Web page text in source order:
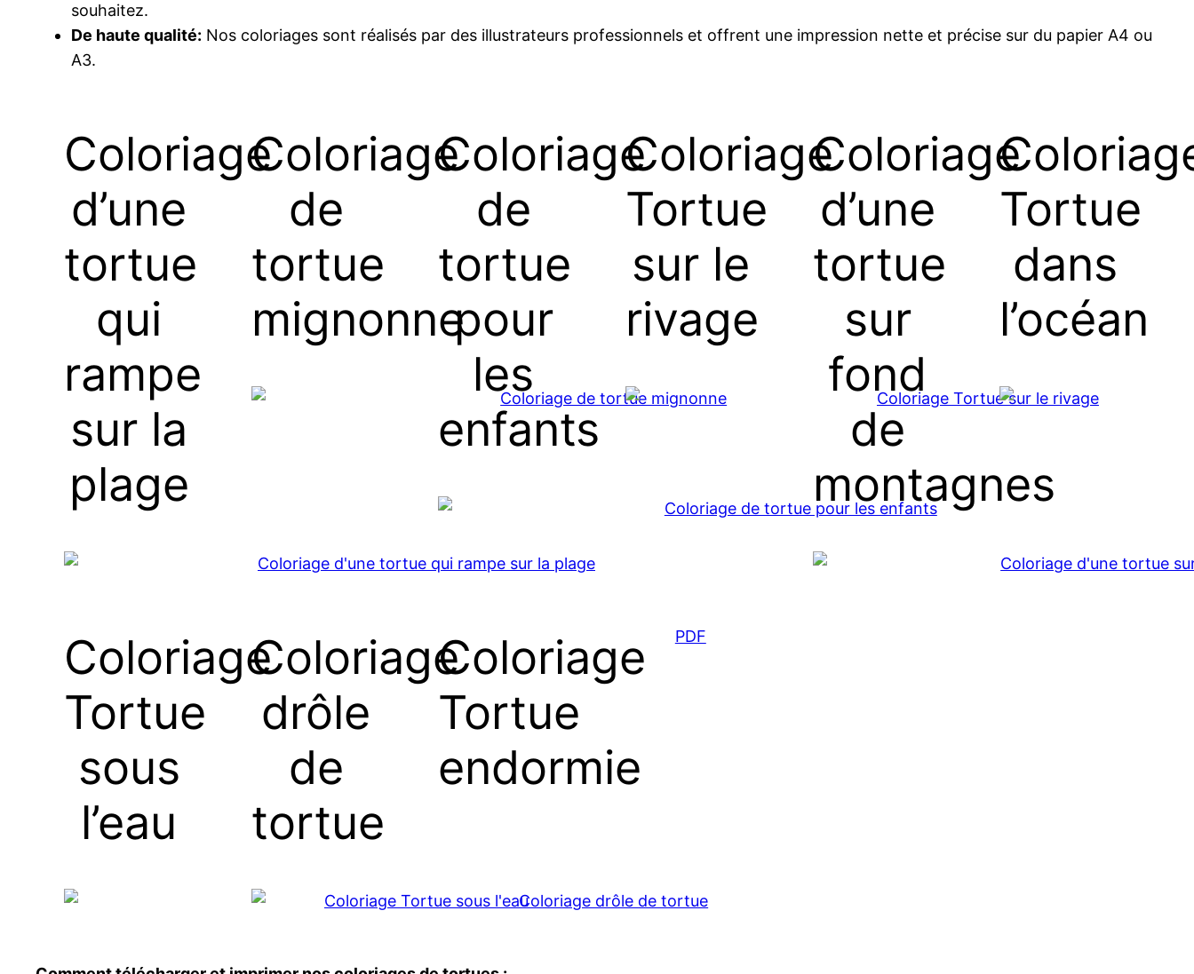
souhaitez.
De haute qualité: Nos coloriages sont réalisés par des illustrateurs professionnels et offrent une impression nette et précise sur du papier A4 ou
A3.
Coloriage
d’une
tortue
qui
rampe
sur la
plage
Coloriage
de
tortue
mignonne
Coloriage
de
tortue
pour
les
enfants
Coloriage
Tortue
sur le
rivage
Coloriage
d’une
tortue
sur
fond
de
montagnes
Tortue
dans
l’océan
Coloriage
Tortue
sous
l’eau
Coloriage
drôle
de
tortue
Coloriage
Tortue
endormie
PDF